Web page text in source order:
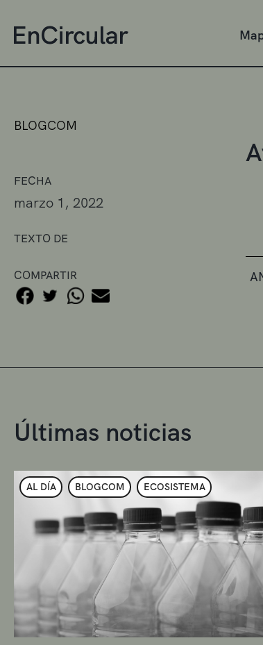
BLOGCOM
FECHA
marzo 1, 2022
TEXTO DE
COMPARTIR
Últimas noticias
AL DÍA BLOGCOM ECOSISTEMA